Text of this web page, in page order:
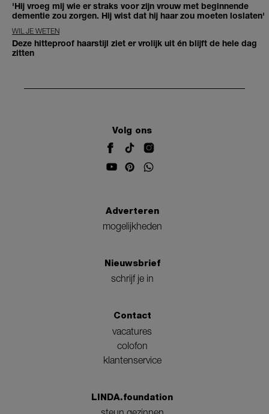
'Hij vroeg mij wie er straks voor zijn vrouw met beginnende
dementie zou zorgen. Hij wist dat hij haar zou moeten loslaten'
WIL JE WETEN
Deze hitteproof haarstijl ziet er vrolijk uit én blijft de hele dag
zitten
Volg ons
Adverteren
mogelijkheden
Nieuwsbrief
schrijf je in
Contact
vacatures
colofon
klantenservice
LINDA.foundation